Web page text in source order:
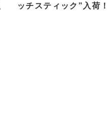
ッチスティック”入荷！